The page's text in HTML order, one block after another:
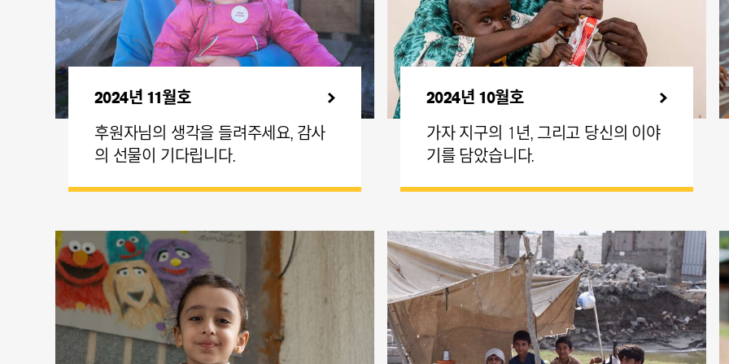
2024년 11월호
후원자님의 생각을 들려주세요, 감사
의 선물이 기다립니다.
2024년 10월호
가자 지구의 1년, 그리고 당신의 이야
기를 담았습니다.